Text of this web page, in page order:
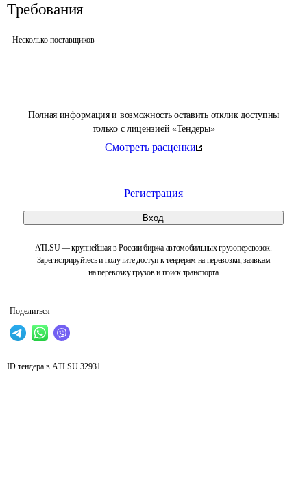
Полная информация и возможность оставить отклик доступны
только с лицензией «Тендеры»
Смотреть расценки
Регистрация
Вход
ATI.SU — крупнейшая в России биржа автомобильных грузоперевозок.
Зарегистрируйтесь и получите доступ к тендерам на перевозки, заявкам
на перевозку грузов и поиск транспорта
Поделиться
Требования
Несколько поставщиков
ID тендера в ATI.SU 32931